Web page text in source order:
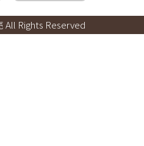
All Rights Reserved